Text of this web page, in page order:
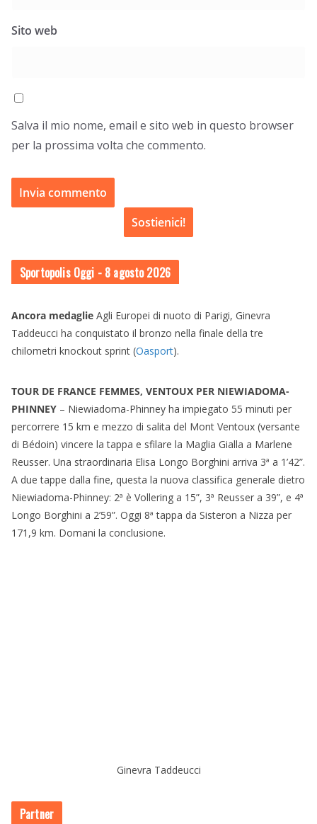
Sito web
Salva il mio nome, email e sito web in questo browser
per la prossima volta che commento.
Sostienici!
Sportopolis Oggi - 8 agosto 2026
Ancora medaglie Agli Europei di nuoto di Parigi, Ginevra
Taddeucci ha conquistato il bronzo nella finale della tre
chilometri knockout sprint (Oasport).
TOUR DE FRANCE FEMMES, VENTOUX PER NIEWIADOMA-
PHINNEY – Niewiadoma-Phinney ha impiegato 55 minuti per
percorrere 15 km e mezzo di salita del Mont Ventoux (versante
di Bédoin) vincere la tappa e sfilare la Maglia Gialla a Marlene
Reusser. Una straordinaria Elisa Longo Borghini arriva 3ª a 1’42”.
A due tappe dalla fine, questa la nuova classifica generale dietro
Niewiadoma-Phinney: 2ª è Vollering a 15”, 3ª Reusser a 39”, e 4ª
Longo Borghini a 2’59”. Oggi 8ª tappa da Sisteron a Nizza per
171,9 km. Domani la conclusione.
Ginevra Taddeucci
Partner